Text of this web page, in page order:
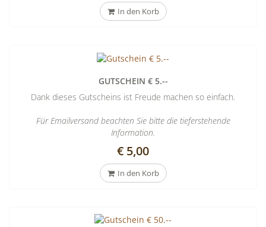
In den Korb
GUTSCHEIN € 5.--
Dank dieses Gutscheins ist Freude machen so einfach.
Für Emailversand beachten Sie bitte die tieferstehende
Information.
€ 5,00
In den Korb